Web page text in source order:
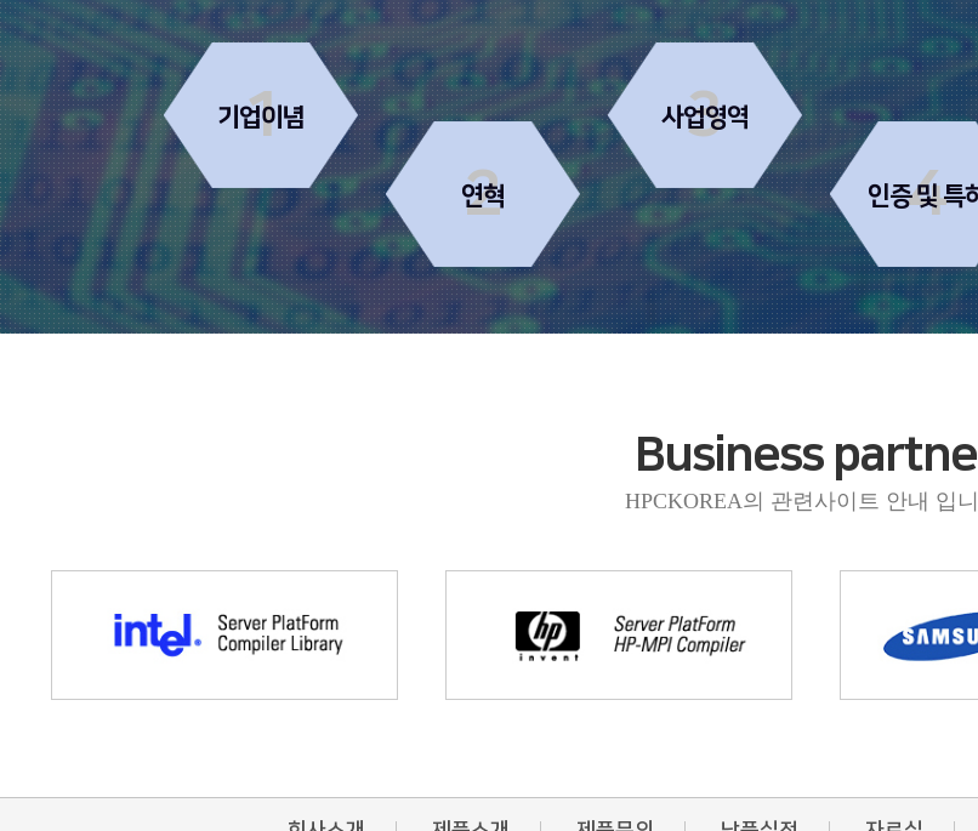
1
기업이념
2
연혁
3
사업영역
4
인증 및 특
Business
HPCKOREA의 관련사이트 안내 입